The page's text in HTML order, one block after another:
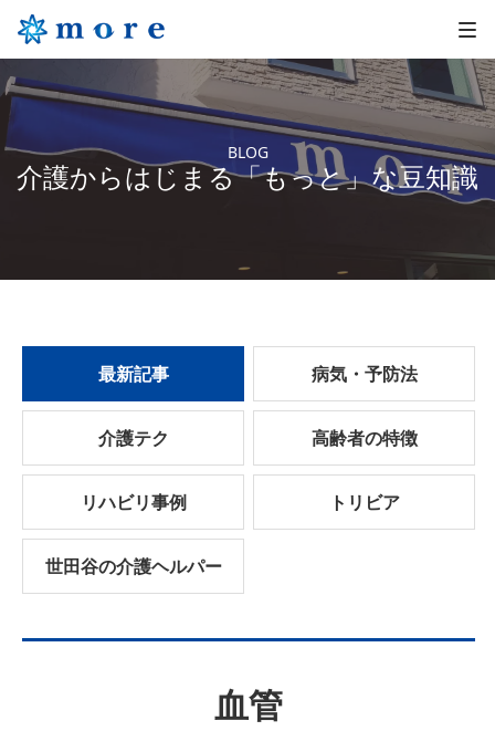
BLOG
介護からはじまる「もっと」な豆知識
最新記事 病気・予防法
介護テク 高齢者の特徴
リハビリ事例 トリビア
世田谷の介護ヘルパー
血管